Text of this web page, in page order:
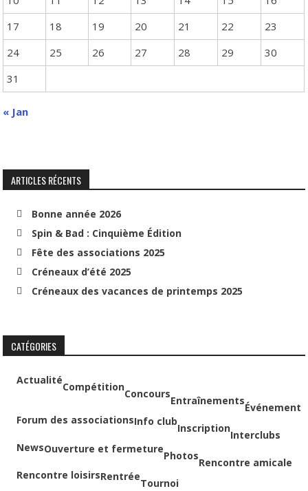
17
18 19 20 21 22
23
24
25 26 27 28 29
30
31
« Jan
ARTICLES RÉCENTS
Bonne année 2026
Spin & Bad : Cinquième Édition
Fête des associations 2025
Créneaux d’été 2025
Créneaux des vacances de printemps 2025
CATÉGORIES
Actualité
Compétition
Concours
Entraînements
Événement
Forum des associationsInfo club
Inscription
Interclubs
NewsOuverture et fermeture
Photos
Rencontre amicale
Rencontre loisirsRentrée
Tournoi